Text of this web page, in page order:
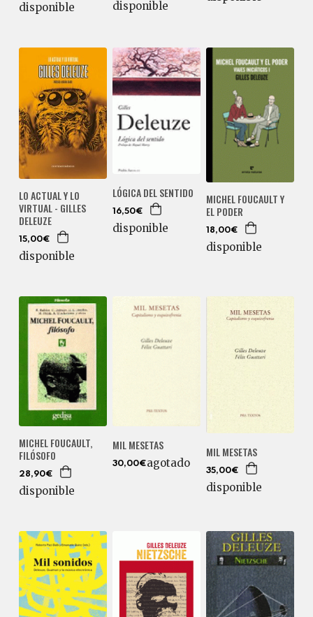
disponible disponible
LO ACTUAL Y LO
VIRTUAL - GILLES
DELEUZE
15,00€
disponible
LÓGICA DEL SENTIDO
16,50€
disponible
MICHEL FOUCAULT Y
EL PODER
18,00€
disponible
MICHEL FOUCAULT,
FILÓSOFO
28,90€
disponible
MIL MESETAS
30,00€agotado
MIL MESETAS
35,00€
disponible